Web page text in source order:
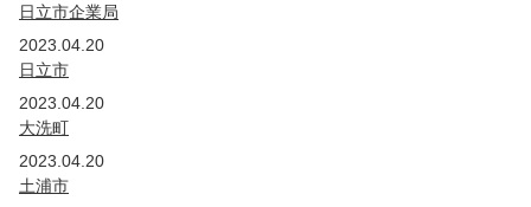
日立市企業局
2023.04.20
日立市
2023.04.20
大洗町
2023.04.20
土浦市